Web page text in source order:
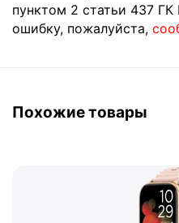
пунктом 2 статьи 437
ошибку, пожалуйста,
Похожие товары